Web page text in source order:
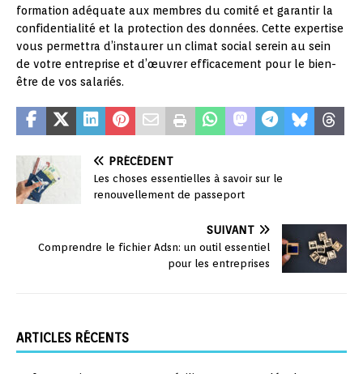
formation adéquate aux membres du comité et garantir la
confidentialité et la protection des données. Cette expertise
vous permettra d’instaurer un climat social serein au sein
de votre entreprise et d’œuvrer efficacement pour le bien-
être de vos salariés.
PRÉCÉDENT
Les choses essentielles à savoir sur le
renouvellement de passeport
SUIVANT
Comprendre le fichier Adsn: un outil essentiel
pour les entreprises
ARTICLES RÉCENTS